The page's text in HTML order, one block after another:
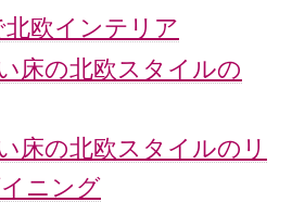
欧インテリア
床の北欧スタイルの
床の北欧スタイルのリ
ニング